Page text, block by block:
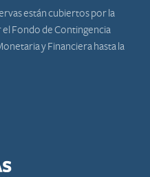
están cubiertos por la
Fondo de Contingencia
y Financiera hasta la